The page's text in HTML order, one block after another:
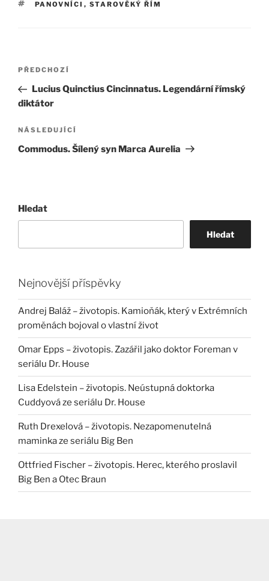
ŠTÍTKY
PANOVNÍCI , STAROVĚKÝ ŘÍM
Navigace
příspěvek
Předchozí
příspěvek
PŘEDCHOZÍ
Lucius Quinctius Cincinnatus. Legendární římský
diktátor
Následující
příspěvek
NÁSLEDUJÍCÍ
Commodus. Šílený syn Marca Aurelia
Hledat
Hledat
Nejnovější příspěvky
Andrej Baláž – životopis. Kamioňák, který v Extrémních
proměnách bojoval o vlastní život
Omar Epps – životopis. Zazářil jako doktor Foreman v
seriálu Dr. House
Lisa Edelstein – životopis. Neústupná doktorka
Cuddyová ze seriálu Dr. House
Ruth Drexelová – životopis. Nezapomenutelná
maminka ze seriálu Big Ben
Ottfried Fischer – životopis. Herec, kterého proslavil
Big Ben a Otec Braun